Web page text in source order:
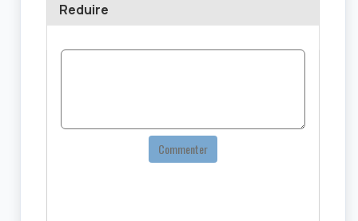
Reduire
Commenter